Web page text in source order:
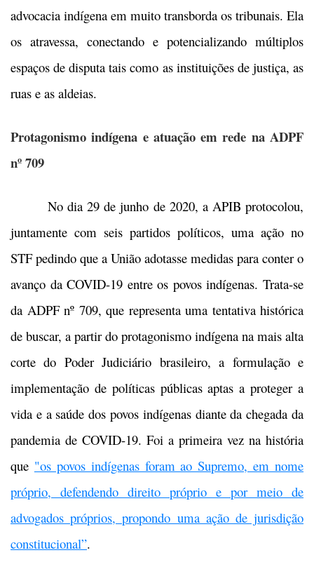
advocacia indígena em muito transborda os tribunais. Ela
os atravessa, conectando e potencializando múltiplos
espaços de disputa tais como as instituições de justiça, as
ruas e as aldeias.
Protagonismo indígena e atuação em rede na ADPF
nº 709
No dia 29 de junho de 2020, a APIB protocolou,
juntamente com seis partidos políticos, uma ação no
STF pedindo que a União adotasse medidas para conter o
avanço da COVID-19 entre os povos indígenas. Trata-se
da ADPF nº 709, que representa uma tentativa histórica
de buscar, a partir do protagonismo indígena na mais alta
corte do Poder Judiciário brasileiro, a formulação e
implementação de políticas públicas aptas a proteger a
vida e a saúde dos povos indígenas diante da chegada da
pandemia de COVID-19. Foi a primeira vez na história
que "os povos indígenas foram ao Supremo, em nome
próprio, defendendo direito próprio e por meio de
advogados próprios, propondo uma ação de jurisdição
constitucional”.